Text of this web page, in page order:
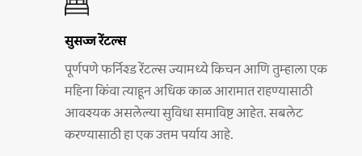
सुसज्ज रेंटल्स
पूर्णपणे फर्निश्ड रेंटल्स ज्यामध्ये किचन आणि तुम्हाला एक
महिना किंवा त्याहून अधिक काळ आरामात राहण्यासाठी
आवश्यक असलेल्या सुविधा समाविष्ट आहेत. सबलेट
करण्यासाठी हा एक उत्तम पर्याय आहे.